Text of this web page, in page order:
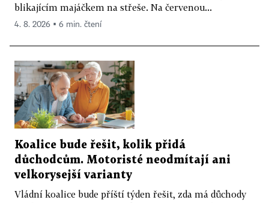
blikajícím majáčkem na střeše. Na červenou...
4. 8. 2026 ▪ 6 min. čtení
Koalice bude řešit, kolik přidá
důchodcům. Motoristé neodmítají ani
velkorysejší varianty
Vládní koalice bude příští týden řešit, zda má důchody